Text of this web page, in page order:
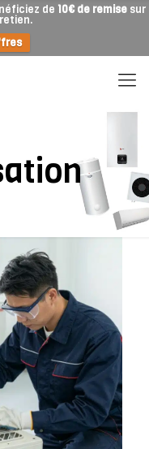
de 10€ de remise sur